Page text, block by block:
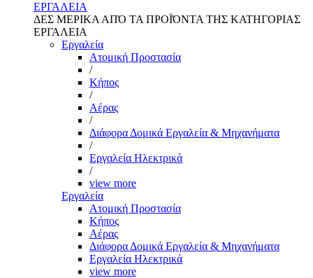
ΕΡΓΑΛΕΙΑ
ΔΕΣ ΜΕΡΙΚΑ ΑΠΌ ΤΑ ΠΡΟΪΌΝΤΑ ΤΗΣ ΚΑΤΗΓΟΡΙΑΣ
ΕΡΓΑΛΕΙΑ
Εργαλεία
Aτομική Προστασία
/
Kήπος
/
Αέρας
/
Διάφορα Δομικά Εργαλεία & Μηχανήματα
/
Εργαλεία Ηλεκτρικά
/
view more
Εργαλεία
Aτομική Προστασία
Kήπος
Αέρας
Διάφορα Δομικά Εργαλεία & Μηχανήματα
Εργαλεία Ηλεκτρικά
view more